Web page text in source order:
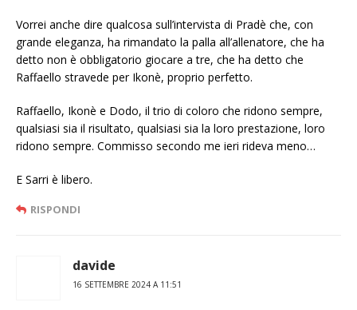
Vorrei anche dire qualcosa sull’intervista di Pradè che, con
grande eleganza, ha rimandato la palla all’allenatore, che ha
detto non è obbligatorio giocare a tre, che ha detto che
Raffaello stravede per Ikonè, proprio perfetto.
Raffaello, Ikonè e Dodo, il trio di coloro che ridono sempre,
qualsiasi sia il risultato, qualsiasi sia la loro prestazione, loro
ridono sempre. Commisso secondo me ieri rideva meno…
E Sarri è libero.
RISPONDI
davide
16 SETTEMBRE 2024 A 11:51